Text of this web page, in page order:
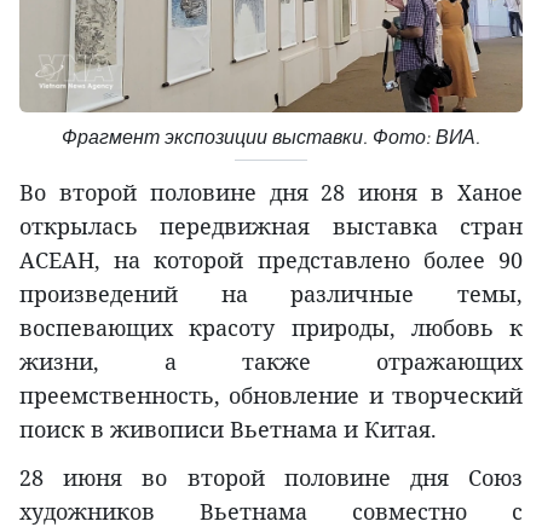
Фрагмент экспозиции выставки. Фото: ВИА.
Во второй половине дня 28 июня в Ханое
открылась передвижная выставка стран
АСЕАН, на которой представлено более 90
произведений на различные темы,
воспевающих красоту природы, любовь к
жизни, а также отражающих
преемственность, обновление и творческий
поиск в живописи Вьетнама и Китая.
28 июня во второй половине дня Союз
художников Вьетнама совместно с